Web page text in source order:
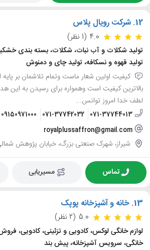
12. شرکت رویال پلاس
4.0 (1 نظر)
تولید شکلات و آب نبات، شکلات، بسته بندی
تولید قهوه و نسکافه، تولید چای و دمنوش
کیفیت اولین شعار ماست وتمام تلاشمان بر پایه
بالاترین کیفیت است وهمواره برای رسیدن به این
لطف خدا امروز توانس...
071-37744013
071-37742032
09150971000
royalplussaffron@gmail.com
شیراز، شهرک صنعتی بزرگ، خیابان پژوهش شمالی،
تماس مسیریابی
13. خانه و آشپزخانه پوپک
5.0 (2 نظر)
لوازم خانگی لوکس، کادویی و تزئینی، کادویی،
خانگی، سرویس آشپزخانه، پیش بند